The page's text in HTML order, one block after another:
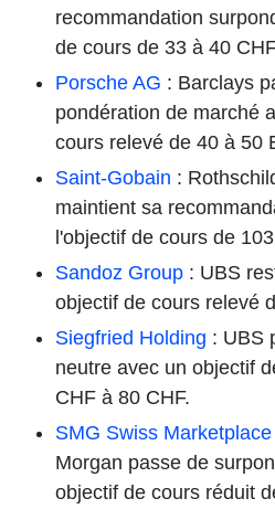
recommandation
de cours de 33 à 40
Porsche AG : Barclays
pondération de marché
cours relevé de 40 à 50
Saint-Gobain :
maintient sa
l'objectif de cours de
Sandoz Group : UBS
objectif de cours relevé
Siegfried Holding : UBS
neutre avec un objectif
CHF à 80 CHF.
SMG Swiss
Morgan passe de
objectif de cours réduit